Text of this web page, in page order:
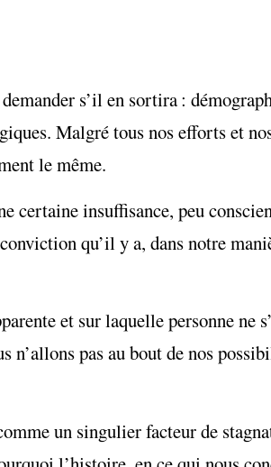
s’il en sortira :
Malgré tous nos efforts et
le même.
insuffisance, peu
qu’il y a, dans notre
et sur laquelle personne ne
pas au bout de nos
un singulier facteur de